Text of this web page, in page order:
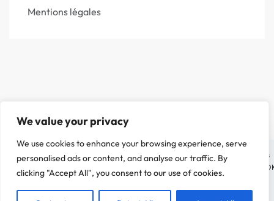
We value your privacy
We use cookies to enhance your browsing experience, serve
personalised ads or content, and analyse our traffic. By
clicking "Accept All", you consent to our use of cookies.
Mentions légales
On a attendu d'être sûr que le contenu de notre site vous intéresse avant de vous
déranger, mais on aimerait bien vous accompagner pendant votre visite. C'est
pour vous ?